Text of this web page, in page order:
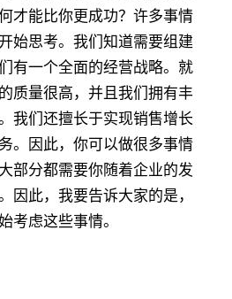
才能比你更成功？许多事情
始思考。我们知道需要组建
有一个全面的经营战略。就
质量很高，并且我们拥有丰
我们还擅长于实现销售增长
。因此，你可以做很多事情
部分都需要你随着企业的发
因此，我要告诉大家的是，
考虑这些事情。